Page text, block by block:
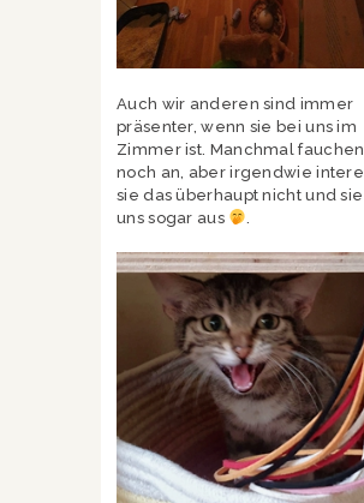
Auch wir anderen sind immer
präsenter, wenn sie bei uns im
Zimmer ist. Manchmal
noch an, aber irgendwie
sie das überhaupt nicht und
uns sogar aus